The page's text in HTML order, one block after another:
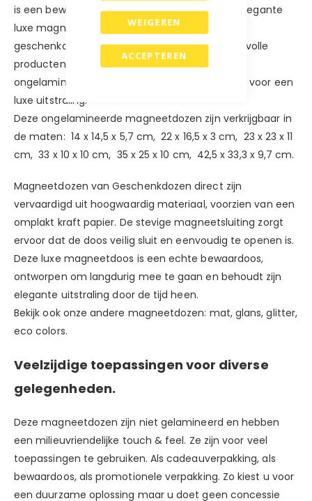
ACCEPTEREN
WEIGEREN
is een bewuste milieuvriendelijke keuze. Deze elegante
luxe magneetdoos is niet alleen een fraaie
geschenkdoos, maar ook ideaal om uw waardevolle
producten te beschermen en op te bergen. De
ongelamineerde en matte eco uitstraling zorgt voor een
luxe uitstraling.
Deze ongelamineerde magneetdozen zijn verkrijgbaar in
de maten: 14 x 14,5 x 5,7 cm, 22 x 16,5 x 3 cm, 23 x 23 x 11
cm, 33 x 10 x 10 cm, 35 x 25 x 10 cm, 42,5 x 33,3 x 9,7 cm.
Magneetdozen van Geschenkdozen direct zijn
vervaardigd uit hoogwaardig materiaal, voorzien van een
omplakt kraft papier. De stevige magneetsluiting zorgt
ervoor dat de doos veilig sluit en eenvoudig te openen is.
Deze luxe magneetdoos is een echte bewaardoos,
ontworpen om langdurig mee te gaan en behoudt zijn
elegante uitstraling door de tijd heen.
Bekijk ook onze andere magneetdozen: mat, glans,glitter,
eco colors.
Veelzijdige toepassingen voor diverse
gelegenheden.
Deze magneetdozen zijn niet gelamineerd en hebben
een milieuvriendelijke touch & feel. Ze zijn voor veel
toepassingen te gebruiken. Als cadeauverpakking, als
bewaardoos, als promotionele verpakking. Zo kiest u voor
een duurzame oplossing maar u doet geen concessie